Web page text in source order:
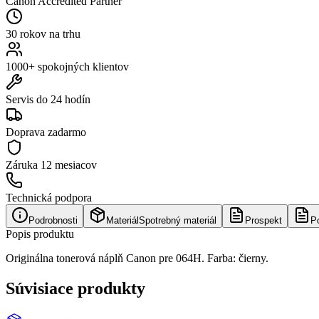
30 rokov na trhu
1000+ spokojných klientov
Servis do 24 hodín
Doprava zadarmo
Záruka 12 mesiacov
Technická podpora
Podrobnosti Materiál Spotrebný materiál Prospekt
Popis produktu
Originálna tonerová náplň Canon pre 064H. Farba: čierny.
Súvisiace produkty